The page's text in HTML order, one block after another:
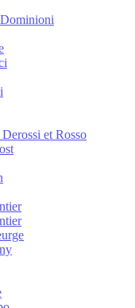
et Rosso